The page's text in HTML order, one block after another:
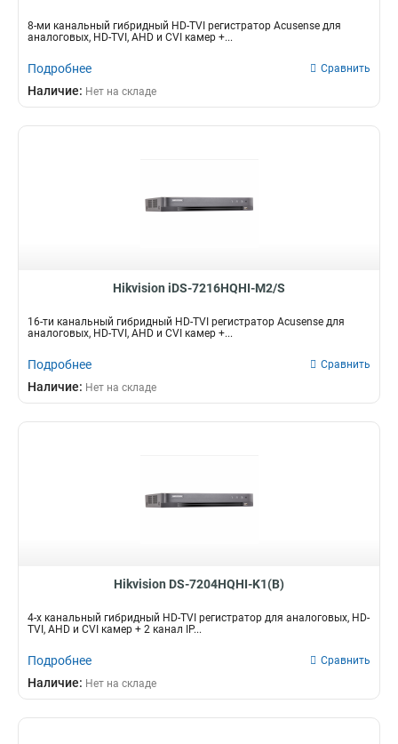
8-ми канальный гибридный HD-TVI регистратор Acusense для
аналоговых, HD-TVI, AHD и CVI камер +...
Подробнее Сравнить
Наличие: Нет на складе
Hikvision iDS-7216HQHI-M2/S
16-ти канальный гибридный HD-TVI регистратор Acusense для
аналоговых, HD-TVI, AHD и CVI камер +...
Подробнее Сравнить
Наличие: Нет на складе
Hikvision DS-7204HQHI-K1(B)
4-х канальный гибридный HD-TVI регистратор для аналоговых, HD-
TVI, AHD и CVI камер + 2 канал IP...
Подробнее Сравнить
Наличие: Нет на складе